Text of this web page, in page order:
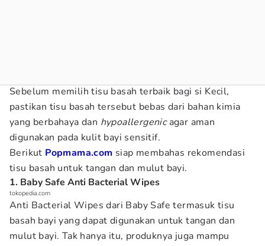
Sebelum memilih tisu basah terbaik bagi si Kecil,
pastikan tisu basah tersebut bebas dari bahan kimia
yang berbahaya dan hypoallergenicagar aman
digunakan pada kulit bayi sensitif.
Berikut Popmama.com siap membahas rekomendasi
tisu basah untuk tangan dan mulut bayi.
1. Baby Safe Anti Bacterial Wipes
tokopedia.com
Anti Bacterial Wipes dari Baby Safe termasuk tisu
basah bayi yang dapat digunakan untuk tangan dan
mulut bayi. Tak hanya itu, produknya juga mampu